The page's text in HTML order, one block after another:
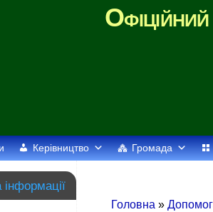
Керівництво Громада
Головна »